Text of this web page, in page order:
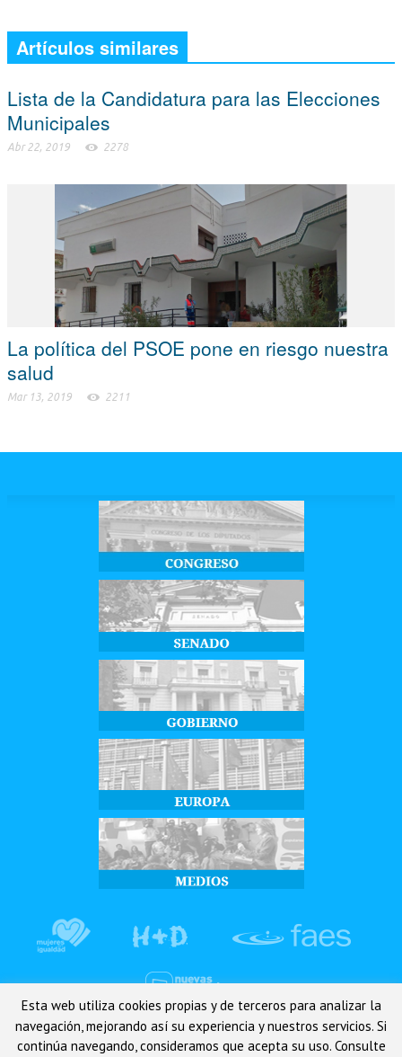
Artículos similares
Lista de la Candidatura para las Elecciones
Municipales
Abr 22, 2019 2278
La política del PSOE pone en riesgo nuestra
salud
Mar 13, 2019 2211
© Partido Popular de Osuna - C/Carrera 53 2º derecha 41640, Osuna
Esta web utiliza cookies propias y de terceros para analizar la
navegación, mejorando así su experiencia y nuestros servicios. Si
continúa navegando, consideramos que acepta su uso. Consulte